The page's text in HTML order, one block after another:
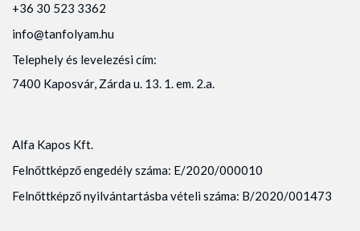
+36 30 523 3362
info@tanfolyam.hu
Telephely és levelezési cím:
7400 Kaposvár, Zárda u. 13. 1. em. 2.a.
Alfa Kapos Kft.
Felnőttképző engedély száma: E/2020/000010
Felnőttképző nyilvántartásba vételi száma: B/2020/001473